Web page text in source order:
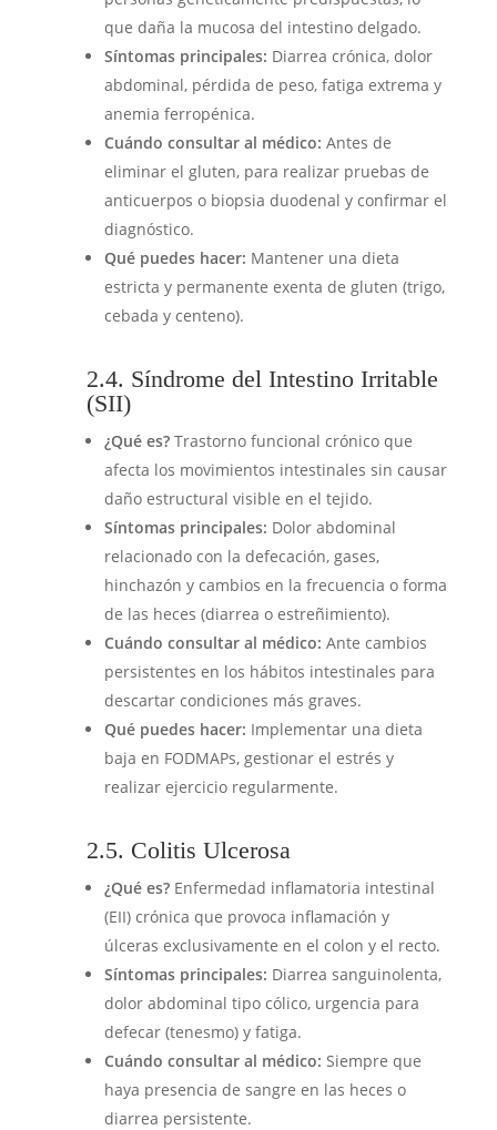
que daña la mucosa del intestino delgado.
Síntomas principales: Diarrea crónica, dolor
abdominal, pérdida de peso, fatiga extrema y
anemia ferropénica.
Cuándo consultar al médico: Antes de
eliminar el gluten, para realizar pruebas de
anticuerpos o biopsia duodenal y confirmar el
diagnóstico.
Qué puedes hacer: Mantener una dieta
estricta y permanente exenta de gluten (trigo,
cebada y centeno).
2.4. Síndrome del Intestino Irritable
(SII)
¿Qué es?Trastorno funcional crónico que
afecta los movimientos intestinales sin causar
daño estructural visible en el tejido.
Síntomas principales: Dolor abdominal
relacionado con la defecación, gases,
hinchazón y cambios en la frecuencia o forma
de las heces (diarrea o estreñimiento).
Cuándo consultar al médico: Ante cambios
persistentes en los hábitos intestinales para
descartar condiciones más graves.
Qué puedes hacer: Implementar una dieta
baja en FODMAPs, gestionar el estrés y
realizar ejercicio regularmente.
2.5. Colitis Ulcerosa
¿Qué es?Enfermedad inflamatoria intestinal
(EII) crónica que provoca inflamación y
úlceras exclusivamente en el colon y el recto.
Síntomas principales: Diarrea sanguinolenta,
dolor abdominal tipo cólico, urgencia para
defecar (tenesmo) y fatiga.
Cuándo consultar al médico: Siempre que
haya presencia de sangre en las heces o
diarrea persistente.